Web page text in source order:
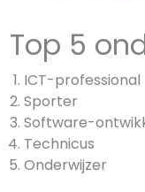
Top 5
ICT-professional
Sporter
Software-
Technicus
Onderwijzer